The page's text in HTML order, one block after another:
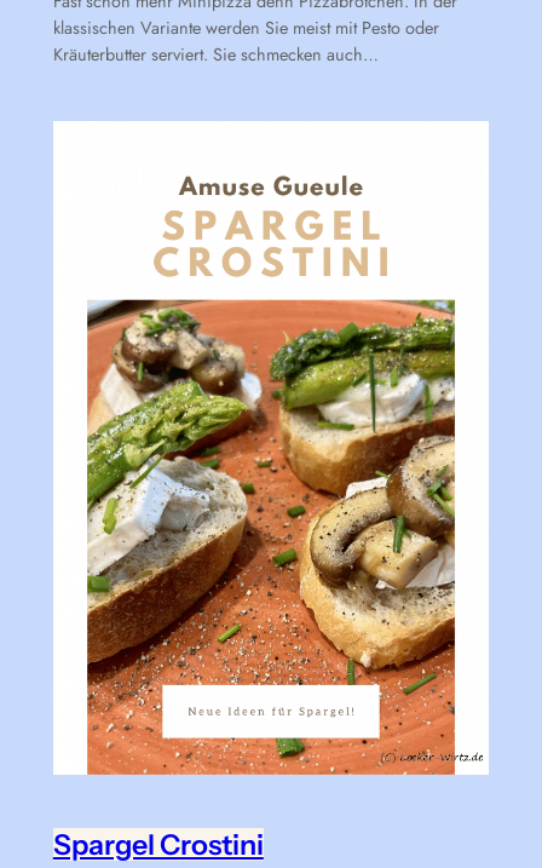
klassischen Variante werden Sie meist mit Pesto oder
Kräuterbutter serviert. Sie schmecken auch…
Spargel Crostini